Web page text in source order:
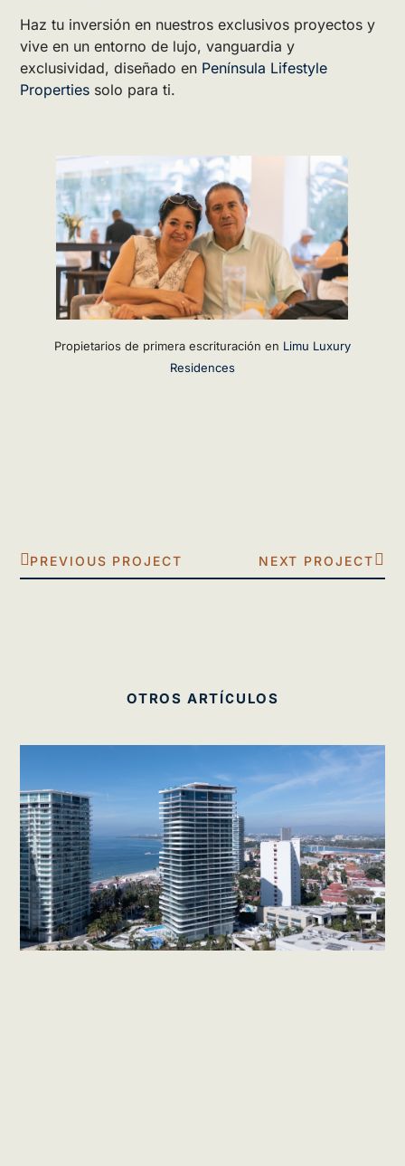
Haz tu inversión en nuestros exclusivos proyectos y
vive en un entorno de lujo, vanguardia y
exclusividad, diseñado en Península Lifestyle
Properties solo para ti.
Propietarios de primera escrituración en Limu Luxury
Residences
PREVIOUS PROJECT NEXT PROJECT
OTROS ARTÍCULOS